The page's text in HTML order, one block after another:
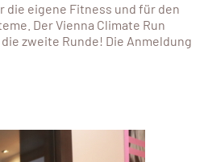
die eigene Fitness und für den
Der Vienna Climate Run
zweite Runde! Die Anmeldung